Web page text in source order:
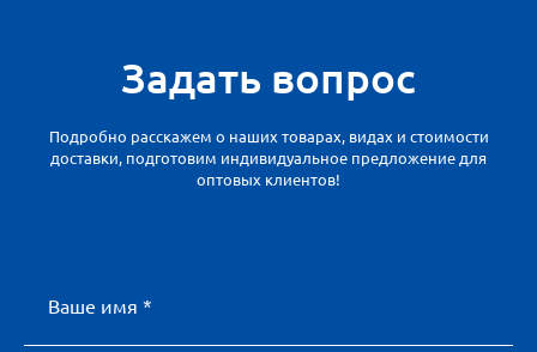
Задать вопрос
Подробно расскажем о наших товарах, видах и стоимости
доставки, подготовим индивидуальное предложение для
оптовых клиентов!
Ваше имя *